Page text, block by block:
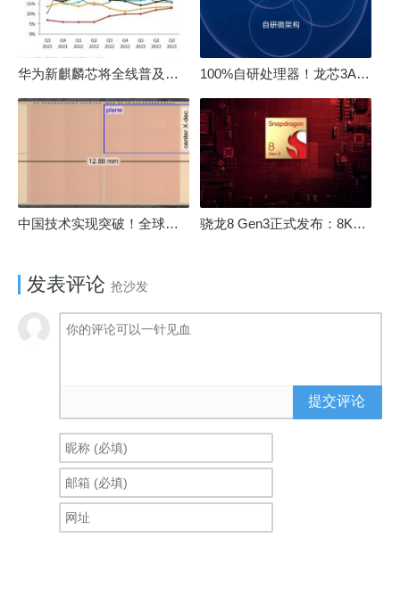
华为新麒麟芯将全线普及！高中低端全面采用 改写竞争格局 100%自研处理器！龙芯3A6000评测：与10代酷睿互有胜负
中国技术实现突破！全球最先进的3D NAND存储芯片被发现 骁龙8 Gen3正式发布：8K240手游成真！AI性能飙升98％
发表评论 抢沙发
提交评论